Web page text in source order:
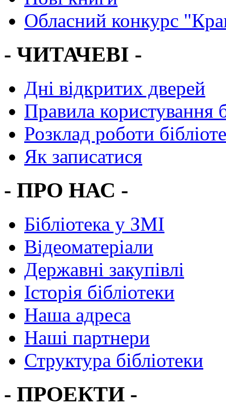
Обласний конкурс
- ЧИТАЧЕВІ -
Дні відкритих дверей
Правила користування
Розклад роботи
Як записатися
- ПРО НАС -
Бібліотека у ЗМІ
Відеоматеріали
Державні закупівлі
Історія бібліотеки
Наша адреса
Наші партнери
Структура бібліотеки
- ПРОЕКТИ -